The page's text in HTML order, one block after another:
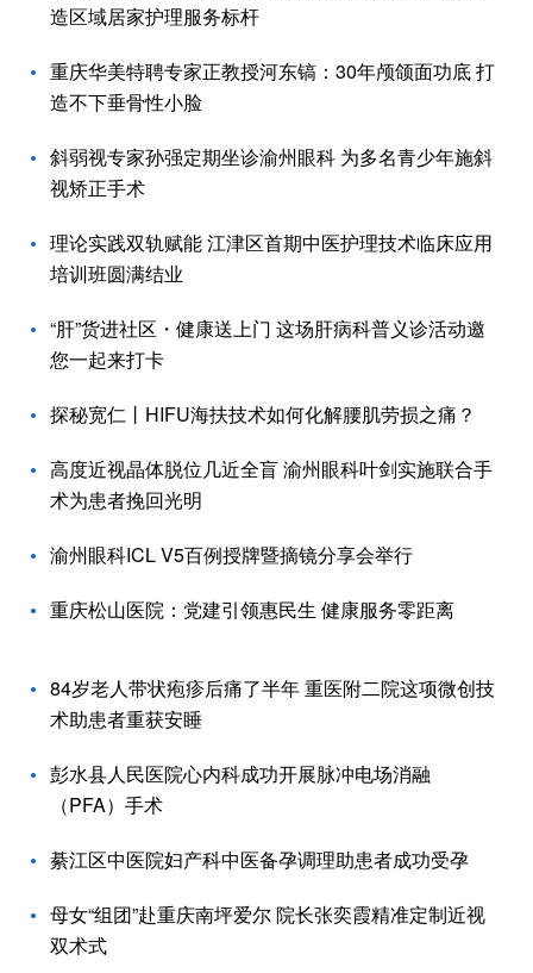
造区域居家护理服务标杆
重庆华美特聘专家正教授河东镐：30年颅颌面功底 打
造不下垂骨性小脸
斜弱视专家孙强定期坐诊渝州眼科 为多名青少年施斜
视矫正手术
理论实践双轨赋能 江津区首期中医护理技术临床应用
培训班圆满结业
“肝”货进社区・健康送上门 这场肝病科普义诊活动邀
您一起来打卡
探秘宽仁丨HIFU海扶技术如何化解腰肌劳损之痛？
高度近视晶体脱位几近全盲 渝州眼科叶剑实施联合手
术为患者挽回光明
渝州眼科ICL V5百例授牌暨摘镜分享会举行
重庆松山医院：党建引领惠民生 健康服务零距离
84岁老人带状疱疹后痛了半年 重医附二院这项微创技
术助患者重获安睡
彭水县人民医院心内科成功开展脉冲电场消融
（PFA）手术
綦江区中医院妇产科中医备孕调理助患者成功受孕
母女“组团”赴重庆南坪爱尔 院长张奕霞精准定制近视
双术式